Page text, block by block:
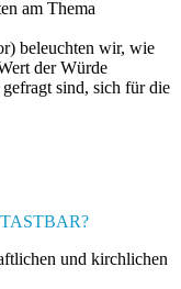
am Thema
beleuchten wir, wie
der Würde
sind, sich für die
und kirchlichen